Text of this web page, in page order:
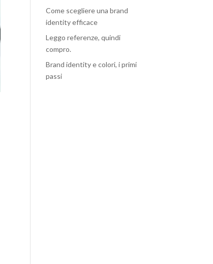
Come scegliere una brand
identity efficace
Leggo referenze, quindi
compro.
Brand identity e colori, i primi
passi